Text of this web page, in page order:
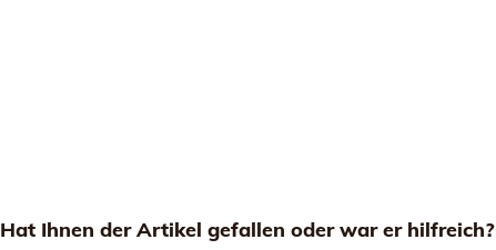
Hat Ihnen der Artikel gefallen oder war er hilfreich?